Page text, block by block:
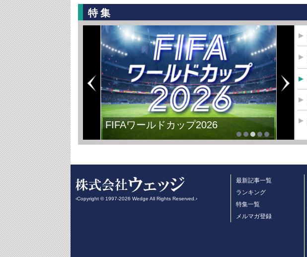
特集
FIFAワールドカップ2026
‹Copyright © 1997-2026 Wedge All Rights Reserved.›
最新記事一覧
ランキング
特集一覧
メルマガ登録